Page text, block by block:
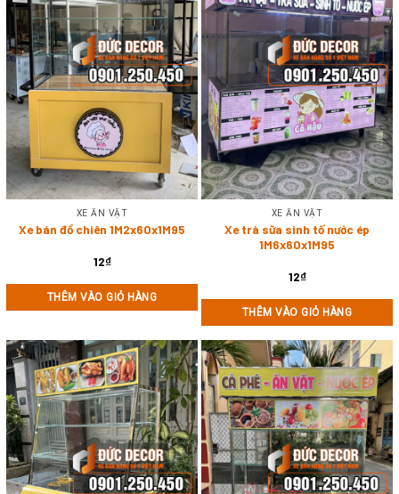
XE ĂN VẶT
Xe bán đồ chiên 1M2x60x1M95
12₫
THÊM VÀO GIỎ HÀNG
XE ĂN VẶT
Xe trà sữa sinh tố nước ép
1M6x60x1M95
12₫
THÊM VÀO GIỎ HÀNG